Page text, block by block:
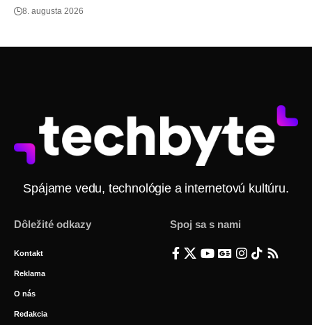
8. augusta 2026
Spájame vedu, technológie a internetovú kultúru.
Dôležité odkazy
Kontakt
Reklama
O nás
Redakcia
Spoj sa s nami